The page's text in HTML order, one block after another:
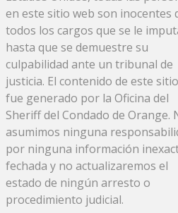
en este sitio web son inocentes
todos los cargos que se le
hasta que se demuestre su
culpabilidad ante un tribunal de
justicia. El contenido de este
fue generado por la Oficina del
Sheriff del Condado de Orange.
asumimos ninguna
por ninguna información
fechada y no actualizaremos el
estado de ningún arresto o
procedimiento judicial.